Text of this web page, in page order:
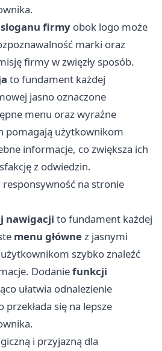
sloganu firmy obok logo może
marki oraz
firmy w zwięzły sposób.
to fundament każdej
jasno oznaczone
menu oraz wyraźne
pomagają użytkownikom
informacje, co zwiększa ich
z odwiedzin.
na stronie
nawigacji to fundament każdej
menu głównez jasnymi
szybko znaleźć
Dodaniefunkcji
ułatwia odnalezienie
się na lepsze
i przyjazną dla